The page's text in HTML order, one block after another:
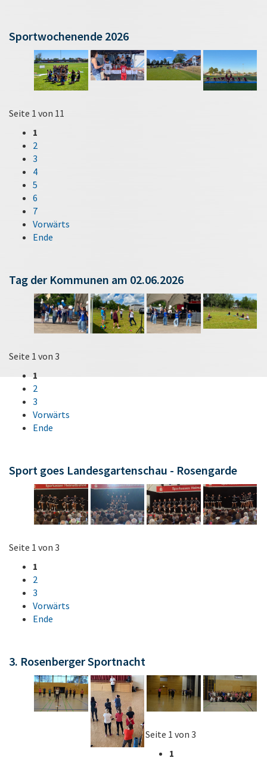
Sportwochenende 2026
Seite 1 von 11
1
2
3
4
5
6
7
Vorwärts
Ende
Tag der Kommunen am 02.06.2026
Seite 1 von 3
1
2
3
Vorwärts
Ende
Sport goes Landesgartenschau - Rosengarde
Seite 1 von 3
1
2
3
Vorwärts
Ende
3. Rosenberger Sportnacht
Seite 1 von 3
1